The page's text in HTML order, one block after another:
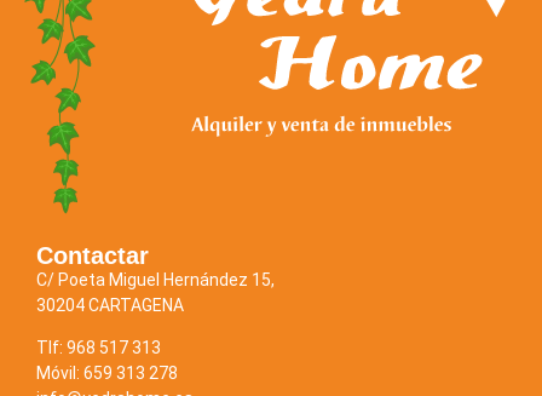
Contactar
C/ Poeta Miguel Hernández 15,
30204 CARTAGENA
Tlf: 968 517 313
Móvil: 659 313 278